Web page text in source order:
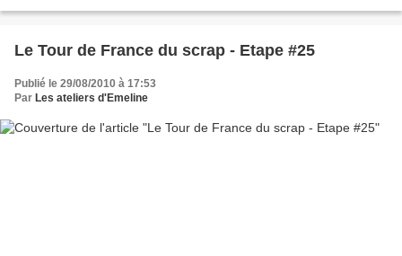
Le Tour de France du scrap - Etape #25
Publié le 29/08/2010 à 17:53
Par Les ateliers d'Emeline